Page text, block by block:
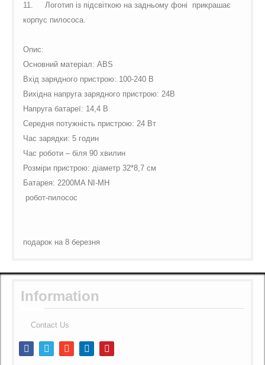
11.
Логотип із підсвіткою на задньому фоні
прикрашає
корпус пилососа.
Опис:
Основний матеріал: ABS
Вхід зарядного пристрою: 100-240 В
Вихідна напруга зарядного пристрою: 24В
Напруга батареї: 14,4 В
Середня потужність пристрою: 24 Вт
Час зарядки: 5 годин
Час роботи – біля 90 хвилин
Розміри пристрою: діаметр 32*8,7 см
Батарея: 2200MA NI-MH
робот-пилосос
подарок на 8 березня
Information
Contact Us